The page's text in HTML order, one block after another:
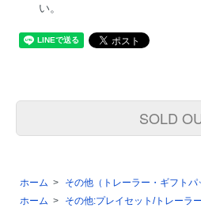
い。
SOLD
ホーム >
その他（トレーラー・ギフトパ
ホーム > その他:プレイセット/トレーラ